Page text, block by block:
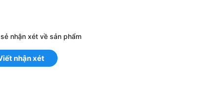
nhận xét về sản phẩm
nhận xét